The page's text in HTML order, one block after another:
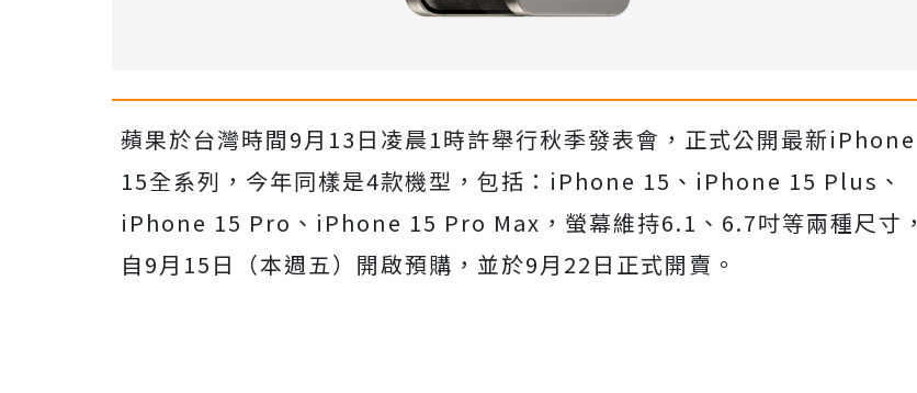
蘋果於台灣時間9月13日凌晨1時許舉行秋季發表會，正式公開最新iPhone
15全系列，今年同樣是4款機型，包括：iPhone 15、iPhone 15 Plus、
iPhone 15 Pro、iPhone 15 Pro Max，螢幕維持6.1、6.7吋等兩種尺寸，
自9月15日（本週五）開啟預購，並於9月22日正式開賣。